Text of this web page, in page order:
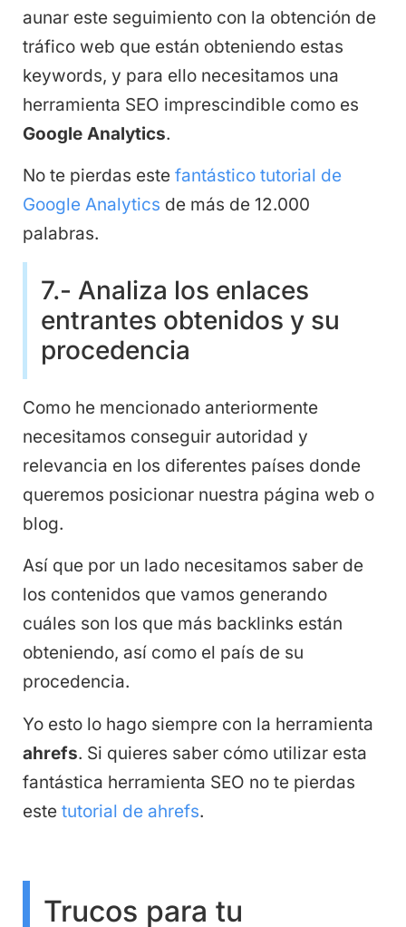
aunar este seguimiento con la obtención de
tráfico web que están obteniendo estas
keywords, y para ello necesitamos una
herramienta SEO imprescindible como es
Google Analytics.
No te pierdas este fantástico tutorial de
Google Analytics de más de 12.000
palabras.
7.- Analiza los enlaces
entrantes obtenidos y su
procedencia
Como he mencionado anteriormente
necesitamos conseguir autoridad y
relevancia en los diferentes países donde
queremos posicionar nuestra página web o
blog.
Así que por un lado necesitamos saber de
los contenidos que vamos generando
cuáles son los que más backlinks están
obteniendo, así como el país de su
procedencia.
Yo esto lo hago siempre con la herramienta
ahrefs. Si quieres saber cómo utilizar esta
fantástica herramienta SEO no te pierdas
este tutorial de ahrefs.
Trucos para tu